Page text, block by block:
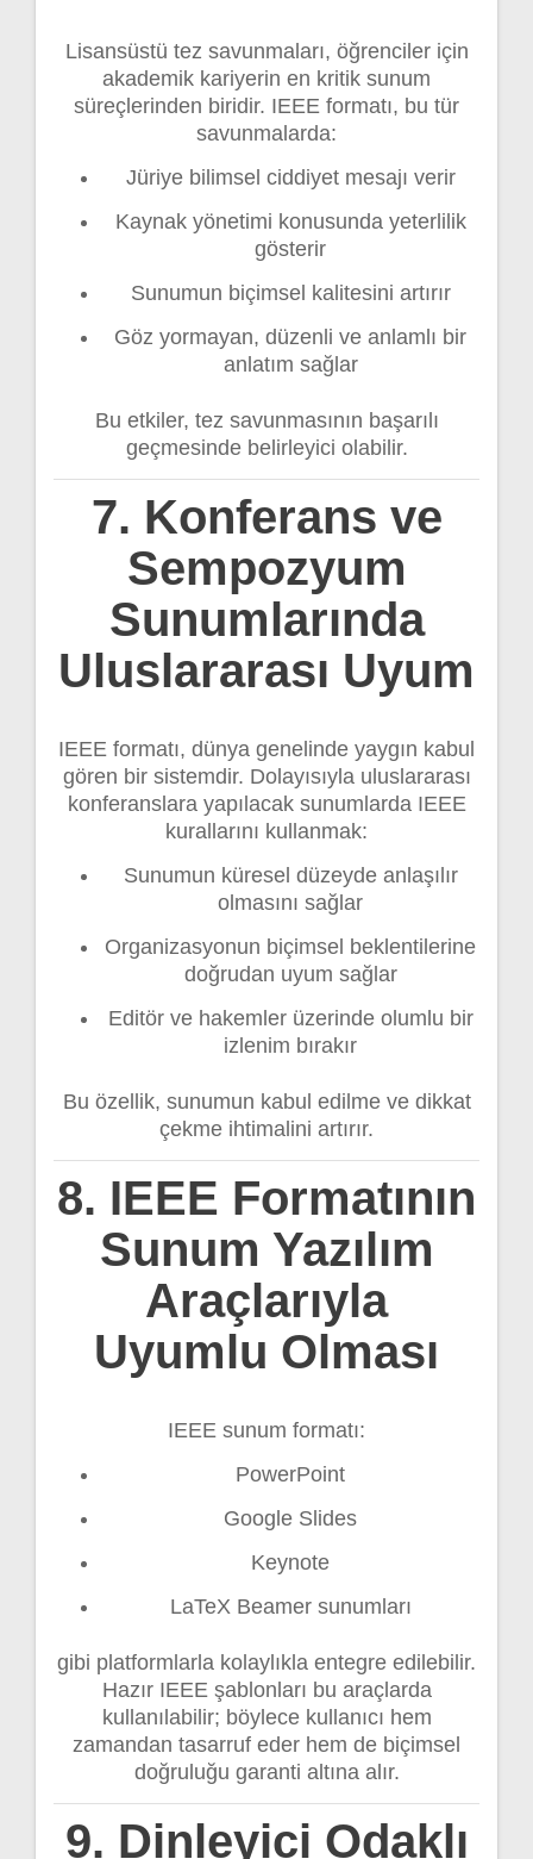
Lisansüstü tez savunmaları, öğrenciler için
akademik kariyerin en kritik sunum
süreçlerinden biridir. IEEE formatı, bu tür
savunmalarda:
Jüriye bilimsel ciddiyet mesajı verir
Kaynak yönetimi konusunda yeterlilik
gösterir
Sunumun biçimsel kalitesini artırır
Göz yormayan, düzenli ve anlamlı bir
anlatım sağlar
Bu etkiler, tez savunmasının başarılı
geçmesinde belirleyici olabilir.
7. Konferans ve
Sempozyum
Sunumlarında
Uluslararası Uyum
IEEE formatı, dünya genelinde yaygın kabul
gören bir sistemdir. Dolayısıyla uluslararası
konferanslara yapılacak sunumlarda IEEE
kurallarını kullanmak:
Sunumun küresel düzeyde anlaşılır
olmasını sağlar
Organizasyonun biçimsel beklentilerine
doğrudan uyum sağlar
Editör ve hakemler üzerinde olumlu bir
izlenim bırakır
Bu özellik, sunumun kabul edilme ve dikkat
çekme ihtimalini artırır.
8. IEEE Formatının
Sunum Yazılım
Araçlarıyla
Uyumlu Olması
IEEE sunum formatı:
PowerPoint
Google Slides
Keynote
LaTeX Beamer sunumları
gibi platformlarla kolaylıkla entegre edilebilir.
Hazır IEEE şablonları bu araçlarda
kullanılabilir; böylece kullanıcı hem
zamandan tasarruf eder hem de biçimsel
doğruluğu garanti altına alır.
9. Dinleyici Odaklı